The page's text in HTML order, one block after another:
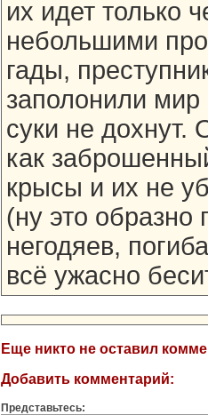
их идет только
небольшими
гады,
заполонили мир
суки не дохнут.
как
крысы и их не
(ну это образно
негодяев,
всё ужасно
Еще никто не оставил
Добавить комментарий:
Представьтесь: